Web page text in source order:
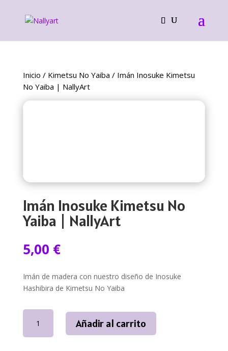
Inicio / Kimetsu No Yaiba / Imán Inosuke Kimetsu
No Yaiba | NallyArt
Imán Inosuke Kimetsu No
Yaiba | NallyArt
5,00 €
Imán de madera con nuestro diseño de Inosuke
Hashibira de Kimetsu No Yaiba
Inosuke
Kimetsu
Añadir al carrito